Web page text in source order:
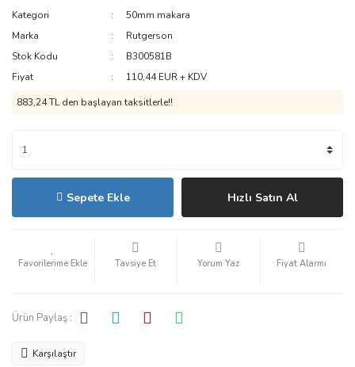
Kategori
50mm makara
Marka
Rutgerson
Stok Kodu
B300581B
Fiyat
110,44 EUR + KDV
883,24 TL den başlayan taksitlerle!!
Sepete Ekle Hızlı Satın Al
Tavsiye Et Yorum Yaz Fiyat Alarmı
Ürün Paylaş :
Karşılaştır